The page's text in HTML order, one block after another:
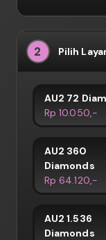
2 Pilih
AU2 72
Rp 10.050,-
AU2 360
Diamonds
Rp 64.120,-
AU2 1.536
Diamonds